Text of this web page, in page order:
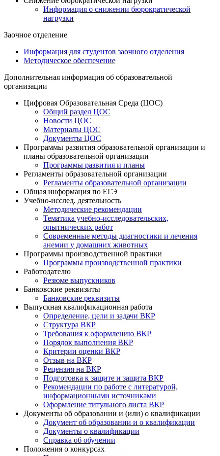
Информация о снижении бюрократической
нагрузки
Заочное отделение
Информация для студентов заочного отделения
Методическое обеспечение
Дополнительная информация об образовательной
организации
Цифровая Образовательная Среда (ЦОС)
Общий раздел ЦОС
Новости ЦОС
Материалы ЦОС
Документы ЦОС
Программы развития образовательной организации и
планы образовательной организации
Программы развития и планы
Регламенты образовательной организации
Регламенты образовательной организации
Общая информация по ЕГЭ
Учебно-исслед. деятельность
Методические рекомендации
Тематика учебно-исследовательских,
опытнических работ
Современные методы диагностики и лечения
анемии у домашних животных
Программы производственной практики
Программы производственной практики
Работодателю
Резюме выпускников
Банковские реквизиты
Банковские реквизиты
Выпускная квалификационная работа
Определение, цели и задачи ВКР
Структура ВКР
Требования к оформлению ВКР
Порядок выполнения ВКР
Критерии оценки ВКР
Отзыв на ВКР
Рецензия на ВКР
Подготовка к защите и защита ВКР
Рекомендации по работе с литературой,
информационными источниками
Оформление титульного листа ВКР
Документы об образовании и (или) о квалификации
Документ об образовании и о квалификации
Документы о квалификации
Справка об обучении
Положения о конкурсах